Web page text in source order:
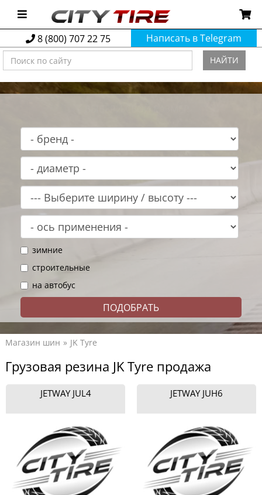
8 (800) 707 22 75 Написать в Telegram
НАЙТИ
зимние
строительные
на автобус
Магазин шин JK Tyre
Грузовая резина JK Tyre продажа
JETWAY JUL4 JETWAY JUH6